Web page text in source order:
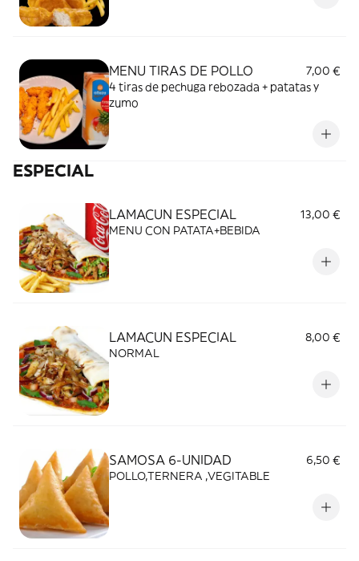
MENU TIRAS DE POLLO
7,00 €
4 tiras de pechuga rebozada + patatas y
zumo
ESPECIAL
LAMACUN ESPECIAL
13,00 €
MENU CON PATATA+BEBIDA
LAMACUN ESPECIAL
8,00 €
NORMAL
SAMOSA 6-UNIDAD
6,50 €
POLLO,TERNERA ,VEGITABLE